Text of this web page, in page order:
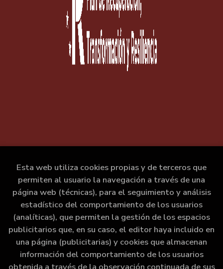
Esta web utiliza cookies propias y de terceros que
permiten al usuario la navegación a través de una
página web (técnicas), para el seguimiento y análisis
estadístico del comportamiento de los usuarios
(analíticas), que permiten la gestión de los espacios
publicitarios que, en su caso, el editor haya incluido en
una página (publicitarias) y cookies que almacenan
información del comportamiento de los usuarios